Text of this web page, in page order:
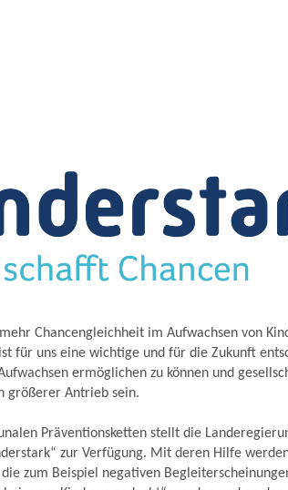
Chancengleichheit im Aufwachsen von
für uns eine wichtige und für die Zukunft
ermöglichen zu können und
größerer Antrieb sein.
Präventionsketten stellt die
zur Verfügung. Mit deren Hilfe
zum Beispiel negativen